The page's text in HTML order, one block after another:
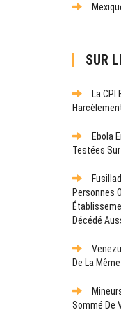
SUR
La
Ebola
Testées
Personnes
Décédé
De La
Sommé De